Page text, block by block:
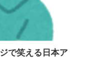
で笑える日本ア